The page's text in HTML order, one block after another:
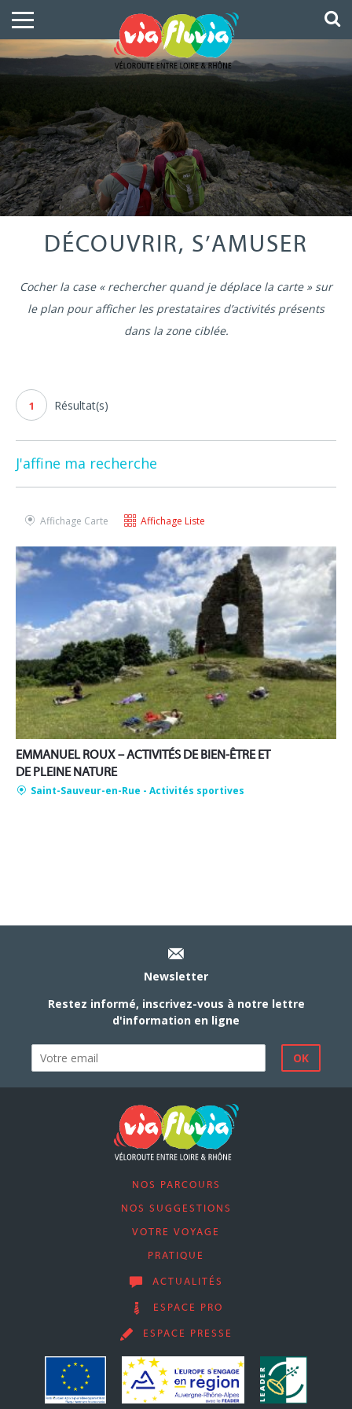
DÉCOUVRIR, S’AMUSER
Cocher la case « rechercher quand je déplace la carte » sur
le plan pour afficher les prestataires d’activités présents
dans la zone ciblée.
1 Résultat(s)
J'affine ma recherche
Affichage Carte Affichage Liste
EMMANUEL ROUX – ACTIVITÉS DE BIEN-ÊTRE ET
DE PLEINE NATURE
Saint-Sauveur-en-Rue - Activités sportives
Newsletter
Restez informé, inscrivez-vous à notre lettre
d'information en ligne
NOS PARCOURS
NOS SUGGESTIONS
VOTRE VOYAGE
PRATIQUE
ACTUALITÉS
ESPACE PRO
ESPACE PRESSE